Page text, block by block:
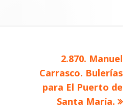
Artículo
siguiente
2.870. Manuel
Carrasco. Bulerías
para El Puerto de
Santa María.